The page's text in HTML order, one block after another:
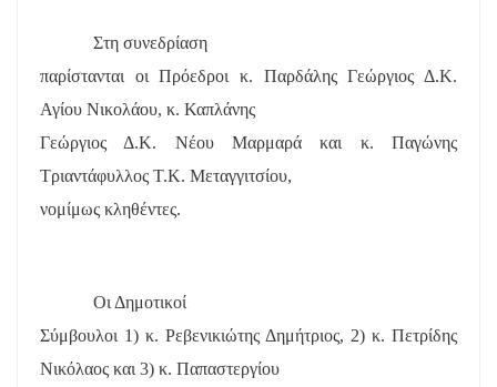
Στη συνεδρίαση
παρίστανται οι Πρόεδροι κ. Παρδάλης Γεώργιος Δ.Κ.
Αγίου Νικολάου, κ. Καπλάνης
Γεώργιος Δ.Κ. Νέου Μαρμαρά και κ. Παγώνης
Τριαντάφυλλος Τ.Κ. Μεταγγιτσίου,
νομίμως κληθέντες.
Οι Δημοτικοί
Σύμβουλοι 1) κ. Ρεβενικιώτης Δημήτριος, 2) κ. Πετρίδης
Νικόλαος και 3) κ. Παπαστεργίου